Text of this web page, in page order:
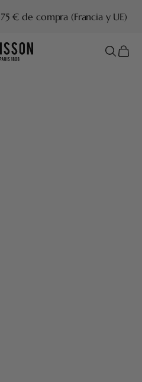
€ de compra (Francia y UE)
1808 Buscar
Cesta